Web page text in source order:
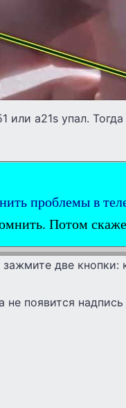
а21s упал.
проблемы в
Потом
две кнопки:
появится